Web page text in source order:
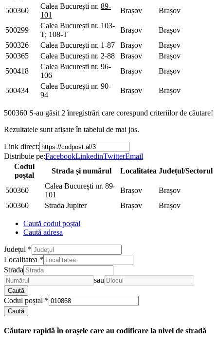
500360
Calea București nr. 89-
101
Brașov Brașov
500299
Calea București nr. 103-
T; 108-T
Brașov
Brașov
500326
Calea București nr. 1-87 Brașov
Brașov
500365
Calea București nr. 2-88 Brașov
Brașov
500418
Calea București nr. 96-
106
Brașov Brașov
500434
Calea București nr. 90-
94
Brașov Brașov
500360 S-au găsit 2 înregistrări care corespund criteriilor de căutare!
Rezultatele sunt afișate în tabelul de mai jos.
Link direct:
Distribuie pe:FacebookLinkedinTwitterEmail
Codul
poștal
Strada și numărul Localitatea Județul/Sectorul
500360
Calea București nr. 89-
101
Brașov
Brașov
500360
Strada Jupiter Brașov Brașov
Caută codul poștal
Caută adresa
Județul *
Localitatea *
Strada
sau
Caută
Codul poștal *
Caută
Căutare rapidă în orașele care au codificare la nivel de stradă